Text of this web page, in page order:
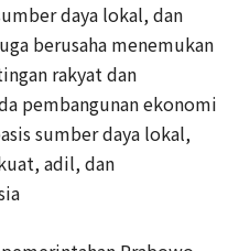
daya lokal, dan
berusaha menemukan
rakyat dan
pembangunan ekonomi
sumber daya lokal,
adil, dan